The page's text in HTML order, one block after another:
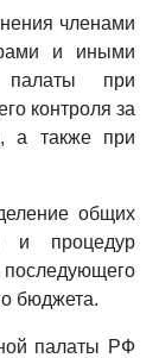
членами
и иными
палаты при
контроля за
а также при
общих
и процедур
бюджета.
палаты РФ